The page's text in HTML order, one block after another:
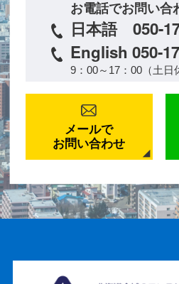
お電話でお問い合
日本語 050-
English 050-
9：00～17：00（土日
メールで
お問い合わせ